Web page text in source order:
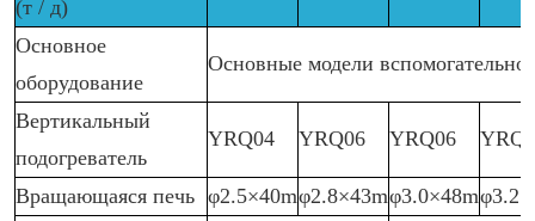
(т / д)
Основное
оборудование
Основные модели
Вертикальный
подогреватель
YRQ04 YRQ06 YRQ06
Вращающаяся печь φ2.5×40mφ2.8×43mφ3.0×48m